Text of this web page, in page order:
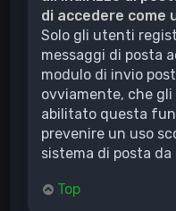
di accedere
Solo gli utenti
messaggi di posta
modulo di invio
ovviamente, che
abilitato questa
prevenire un uso
sistema di posta
Top